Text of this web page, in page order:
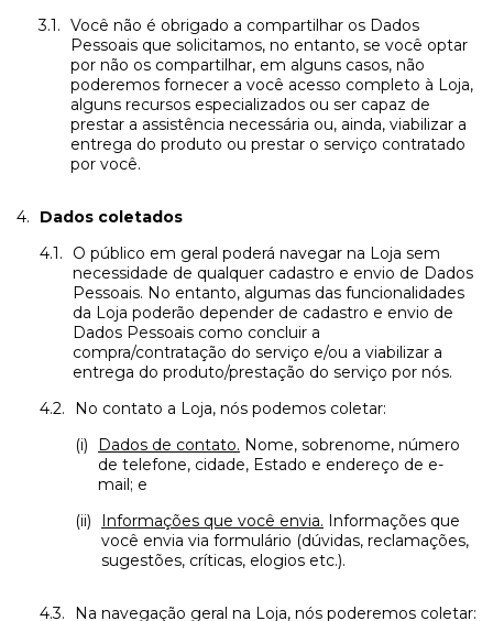
Você não é obrigado a compartilhar os Dados
Pessoais que solicitamos, no entanto, se você optar
por não os compartilhar, em alguns casos, não
poderemos fornecer a você acesso completo à Loja,
alguns recursos especializados ou ser capaz de
prestar a assistência necessária ou, ainda, viabilizar a
entrega do produto ou prestar o serviço contratado
por você.
Dados coletados
O público em geral poderá navegar na Loja sem
necessidade de qualquer cadastro e envio de Dados
Pessoais. No entanto, algumas das funcionalidades
da Loja poderão depender de cadastro e envio de
Dados Pessoais como concluir a
compra/contratação do serviço e/ou a viabilizar a
entrega do produto/prestação do serviço por nós.
No contato a Loja, nós podemos coletar:
Dados de contato. Nome, sobrenome, número
de telefone, cidade, Estado e endereço de e-
mail; e
Informações que você envia. Informações que
você envia via formulário (dúvidas, reclamações,
sugestões, críticas, elogios etc.).
Na navegação geral na Loja, nós poderemos coletar: